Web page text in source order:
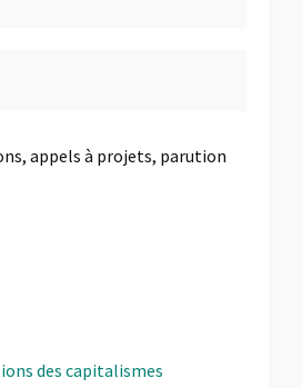
appels à projets, parution
des capitalismes